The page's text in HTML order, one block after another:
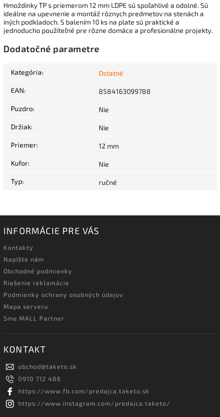
Hmoždinky TP s priemerom 12 mm LDPE sú spoľahlivé a odolné. Sú
ideálne na upevnenie a montáž rôznych predmetov na stenách a
iných podkladoch. S balením 10 ks na plate sú praktické a
jednoducho použiteľné pre rôzne domáce a profesionálne projekty.
Dodatočné parametre
Kategória: Ostatné
EAN: 8584163099788
Puzdro: Nie
Držiak: Nie
Priemer: 12 mm
Kufor: Nie
Typ: ručné
INFORMÁCIE PRE VÁS
Kontakty
Napíšte nám
Obchodné podmienky
Riešenie reklamácie
Podmienky ochrany osobných údajov
Mapa serveru
Sme MALL Partner
KONTAKT
obchod@taketo.sk
0910 712 486
https://www.fb.com/predajca.taketo.sk
https://www.instagram.com/predajca.taketo/